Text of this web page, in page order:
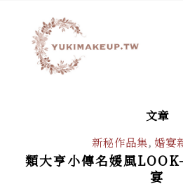
文章
新秘作品集,婚宴
類大亨小傳名媛風
宴